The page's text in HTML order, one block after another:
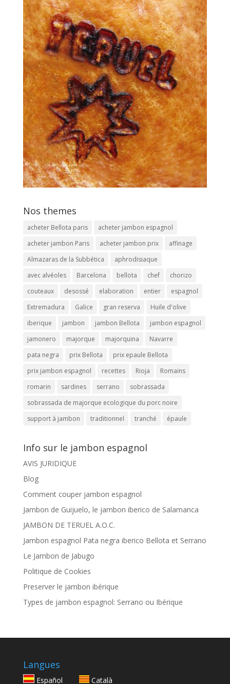
Nos themes
acheter Bellota paris
acheter jambon espagnol
acheter jambon Paris
acheter jambon prix
affinage
Almazaras de la Subbética
aphrodisiaque
avec alvéoles
Barcelona bellota chef
chorizo
couteaux
desossé elaboration entier
espagnol
Extremadura
Galice gran reserva
Huile d'olive
iberique
jambon jambon Bellota
jambon espagnol
jamonero
majorque majorquina
Navarre
pata negra
prix Bellota
prix epaule Bellota
prix jambon espagnol
recettes Rioja
Romains
romarin
sardines serrano
sobrassada
sobrassada de majorque ecologique du porc noire
support à jambon
traditionnel tranché épaule
Info sur le jambon espagnol
AVIS JURIDIQUE
Blog
Comment couper jambon espagnol
Jambon de Guijuelo, le jambon iberico de Salamanca
JAMBON DE TERUEL A.O.C.
Jambon espagnol Pata negra iberico Bellota et Serrano
Le Jambon de Jabugo
Politique de Cookies
Preserver le jambon ibérique
Types de jambon espagnol: Serrano ou Ibérique
Langues
Español Català